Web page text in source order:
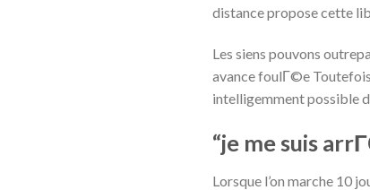
distance propose cette
Les siens pouvons
avance foulГ©e
intelligemment possible
“je me suis
Lorsque l’on marche 10